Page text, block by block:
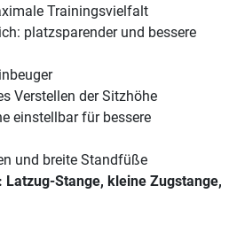
Trainingsvielfalt
platzsparender und bessere
Verstellen der Sitzhöhe
einstellbar für bessere
und breite Standfüße
Stange, kleine Zugstange,